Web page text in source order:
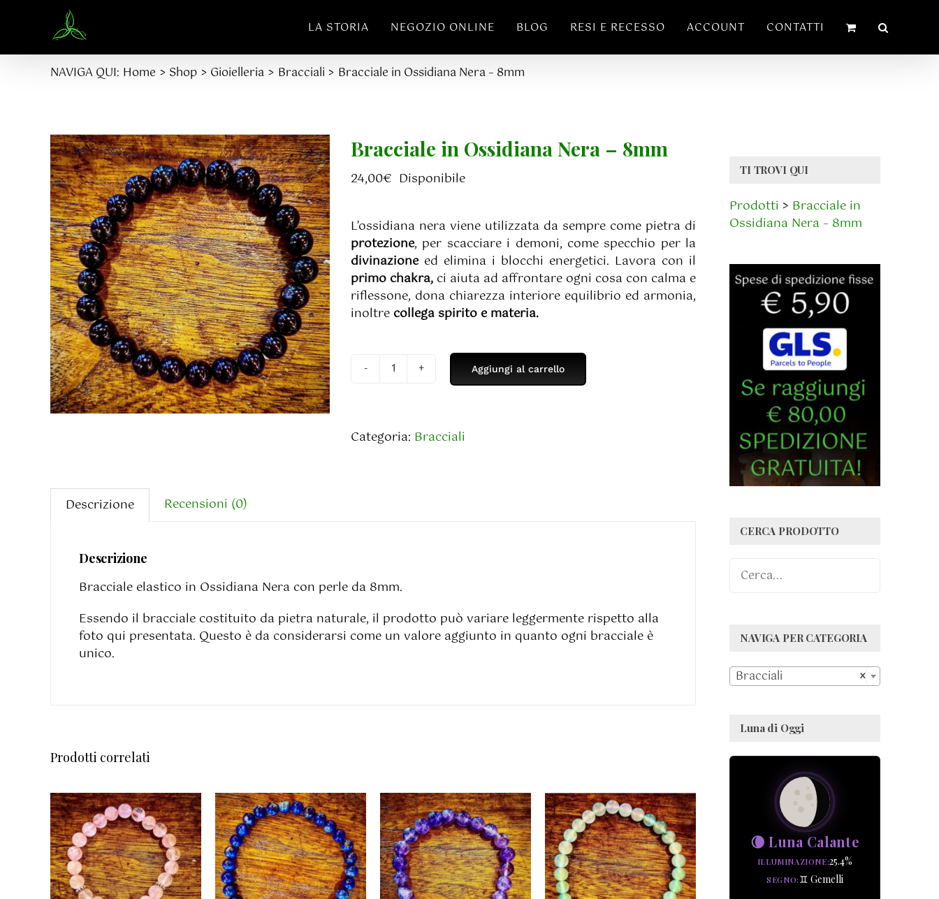
contenuto
LA STORIA NEGOZIO ONLINE BLOG RESI E RECESSO ACCOUNT CONTATTI
NAVIGA QUI: Home Shop Gioielleria Bracciali Bracciale in Ossidiana Nera – 8mm
Bracciale in Ossidiana Nera – 8mm
24,00€ Disponibile
L’ossidiana nera viene utilizzata da sempre come pietra di
protezione, per scacciare i demoni, come specchio per la
divinazioneed elimina i blocchi energetici. Lavora con il
primo chakra, ci aiuta ad affrontare ogni cosa con calma e
riflessone, dona chiarezza interiore equilibrio ed armonia,
inoltre collega spirito e materia.
Bracciale
Nera
-
Aggiungi al carrello
Categoria: Bracciali
Descrizione Recensioni (0)
Descrizione
Bracciale elastico in Ossidiana Nera con perle da 8mm.
Essendo il bracciale costituito da pietra naturale, il prodotto può variare leggermente rispetto alla
foto qui presentata. Questo è da considerarsi come un valore aggiunto in quanto ogni bracciale è
unico.
Prodotti correlati
AGGIUNGI AL
CARRELLO
/
DETTAGLI
AGGIUNGI AL
CARRELLO
/
DETTAGLI
AGGIUNGI AL
CARRELLO
/
DETTAGLI
AGGIUNGI AL
CARRELLO
/
DETTAGLI
TI TROVI QUI
Prodotti > Bracciale in
Ossidiana Nera – 8mm
CERCA PRODOTTO
NAVIGA PER CATEGORIA
×
Bracciali
Luna di Oggi
🌘 Luna Calante
ILLUMINAZIONE 25.4%
SEGNO ♊ Gemelli